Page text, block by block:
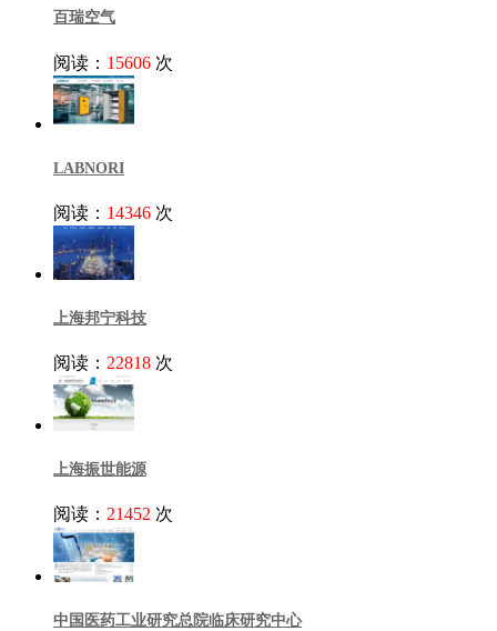
百瑞空气
阅读： 15606 次
LABNORI
阅读： 14346 次
上海邦宁科技
阅读： 22818 次
上海振世能源
阅读： 21452 次
中国医药工业研究总院临床研究中心